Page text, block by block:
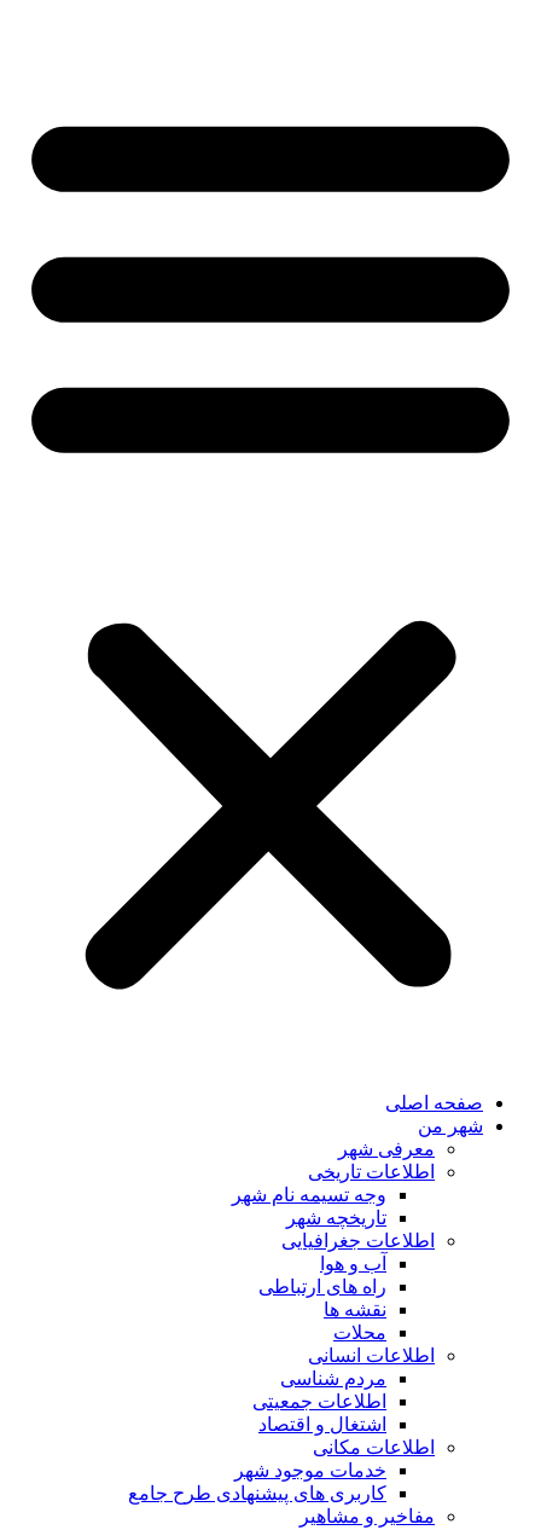
صفحه اصلی
شهر من
معرفی شهر
اطلاعات تاریخی
وجه تسیمه نام شهر
تاریخچه شهر
اطلاعات جغرافیایی
آب و هوا
راه های ارتباطی
نقشه ها
محلات
اطلاعات انسانی
مردم شناسی
اطلاعات جمعیتی
اشتغال و اقتصاد
اطلاعات مکانی
خدمات موجود شهر
کاربری های پیشنهادی طرح جامع
مفاخیر و مشاهیر